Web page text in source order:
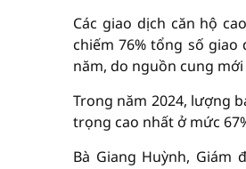
Các giao dịch căn hộ
chiếm 76% tổng số
năm, do nguồn cung
Trong năm 2024, lượng
trọng cao nhất ở mức
Bà Giang Huỳnh, Giám